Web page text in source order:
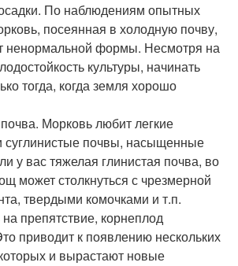
По наблюдениям опытных
посеянная в холодную почву,
ненормальной формы. Несмотря на
культуры, начинать
тогда, когда земля хорошо
Морковь любит легкие
суглинистые почвы, насыщенные
у вас тяжелая глинистая почва, во
может столкнуться с чрезмерной
твердыми комочками и т.п.
препятствие, корнеплод
приводит к появлению нескольких
и вырастают новые